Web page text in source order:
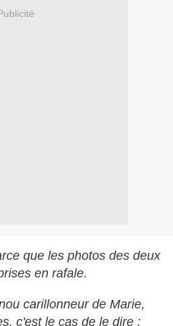
que les photos des deux
en rafale.
carillonneur de Marie,
c'est le cas de le dire :